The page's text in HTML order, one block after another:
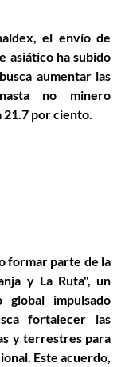
el envío de
asiático ha subido
aumentar las
no minero
21.7 por ciento.
formar parte de la
y La Ruta", un
global impulsado
fortalecer las
y terrestres para
Este acuerdo,